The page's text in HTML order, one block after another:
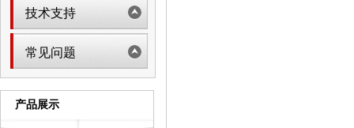
技术支持
常见问题
产品展示